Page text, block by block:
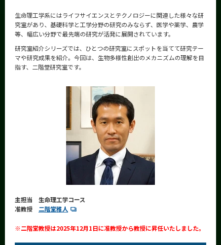
生命理工学系にはライフサイエンスとテクノロジーに関連した様々な研
究室があり、基礎科学と工学分野の研究のみならず、医学や薬学、農学
等、幅広い分野で最先端の研究が活発に展開されています。
研究室紹介シリーズでは、ひとつの研究室にスポットを当てて研究テー
マや研究成果を紹介。今回は、生物多様性創出のメカニズムの理解を目
指す、二階堂研究室です。
主担当 生命理工学コース
准教授 二階堂雅人
※二階堂教授は2025年12月1日に准教授から教授に昇任いたしました。
入学案内
Admissions
生命理工学系 News
News
イベントカレンダー
Event Calendar
学内向け情報